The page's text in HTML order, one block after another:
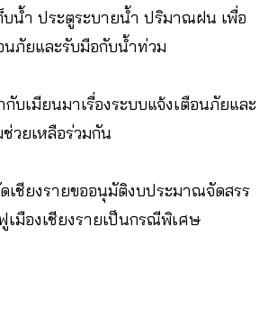
บน้ำ ประตูระบายน้ำ ปริมาณฝน เพื่อ
นภัยและรับมือกับน้ำท่วม
ากับเมียนมาเรื่องระบบแจ้งเตือนภัยและ
วยเหลือร่วมกัน
เชียงรายขออนุมัติงบประมาณจัดสรร
เมืองเชียงรายเป็นกรณีพิเศษ